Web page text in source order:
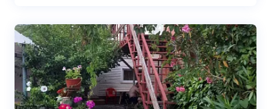
3.1